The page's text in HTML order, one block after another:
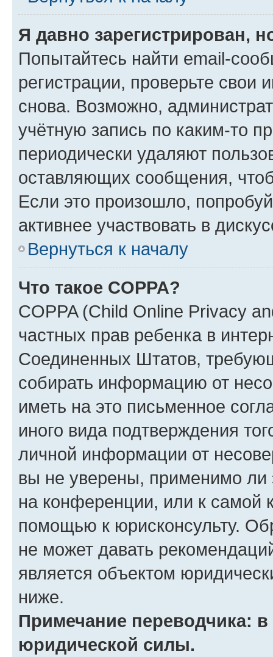
Я давно зарегистрирован,
Попытайтесь найти email-
регистрации, проверьте свои
снова. Возможно,
учётную запись по каким-то
периодически удаляют
оставляющих сообщения,
Если это произошло,
активнее участвовать в
Вернуться к началу
Что такое COPPA?
COPPA (Child Online Privacy
частных прав ребенка в
Соединенных Штатов,
собирать информацию от
иметь на это письменное
иного вида подтверждения
личной информации от
вы не уверены, применимо ли
на конференции, или к самой
помощью к юрисконсульту.
не может давать
является объектом
ниже.
Примечание переводчика:
юридической силы.